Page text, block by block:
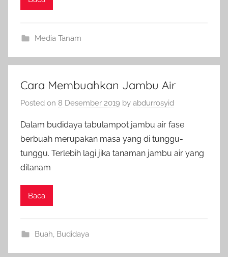
Media Tanam
Cara Membuahkan Jambu Air
Posted on 8 Desember 2019 by abdurrosyid
Dalam budidaya tabulampot jambu air fase
berbuah merupakan masa yang di tunggu-
tunggu. Terlebih lagi jika tanaman jambu air yang
ditanam
Baca
Buah, Budidaya